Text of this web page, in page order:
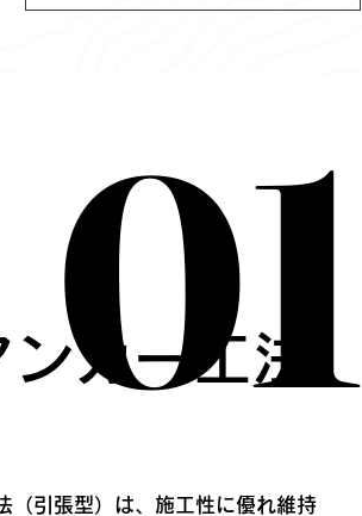
01
01
カー工法
引張型）は、施工性に優れ維持